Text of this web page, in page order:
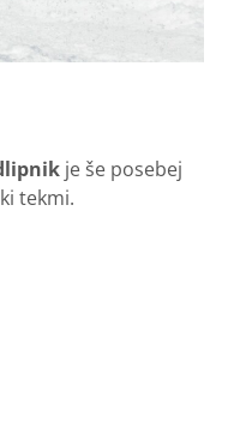
je še posebej
tekmi.